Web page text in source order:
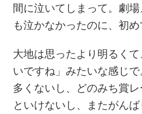
間に泣いてしまって。劇
も泣かなかったのに、初め
大地は思ったより明るく
いですね」みたいな感じ
多くないし、どのみち賞
といけないし、またがん